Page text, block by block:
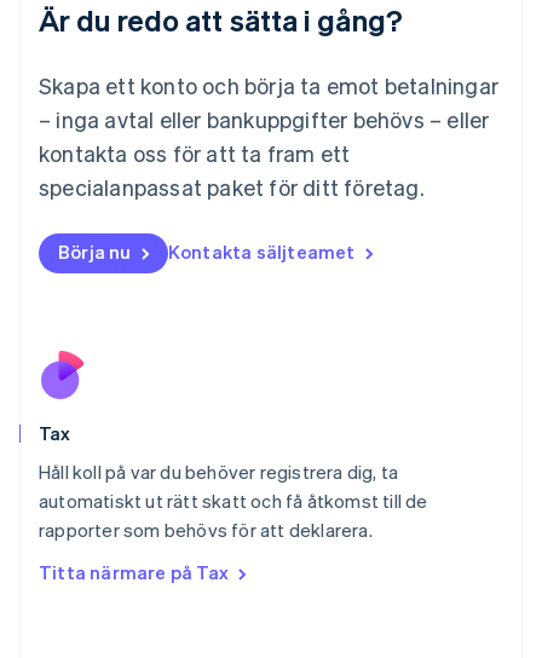
Är du redo att sätta i gång?
Skapa ett konto och börja ta emot betalningar
– inga avtal eller bankuppgifter behövs – eller
kontakta oss för att ta fram ett
specialanpassat paket för ditt företag.
Börja nu Kontakta säljteamet
Tax
Håll koll på var du behöver registrera dig, ta
automatiskt ut rätt skatt och få åtkomst till de
rapporter som behövs för att deklarera.
Titta närmare på Tax
FrançaisDeutschEnglish
Malta
English
Mexiko
Español English
Nederländerna
Norge
English
English
Portugal
Schweiz
DeutschFrançaisItalianoEnglish
Singapore
Slovakien